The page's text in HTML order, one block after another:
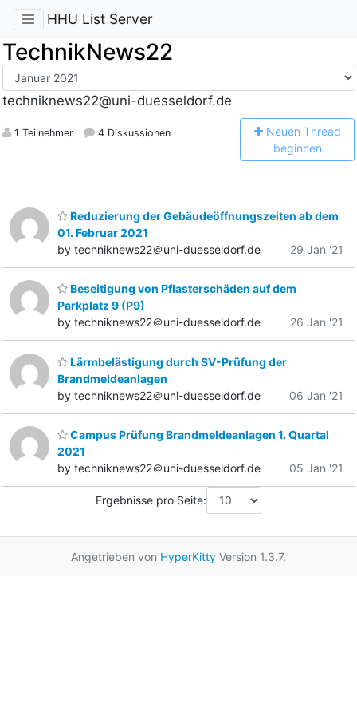
HHU List Server
TechnikNews22
techniknews22@uni-duesseldorf.de
1 Teilnehmer 4 Diskussionen Neuen Thread
beginnen
Reduzierung der Gebäudeöffnungszeiten ab dem
01. Februar 2021
by techniknews22＠uni-duesseldorf.de
29 Jan '21
Beseitigung von Pflasterschäden auf dem
Parkplatz 9 (P9)
by techniknews22＠uni-duesseldorf.de
26 Jan '21
Lärmbelästigung durch SV-Prüfung der
Brandmeldeanlagen
by techniknews22＠uni-duesseldorf.de
06 Jan '21
Campus Prüfung Brandmeldeanlagen 1. Quartal
2021
by techniknews22＠uni-duesseldorf.de
05 Jan '21
Ergebnisse pro Seite:
Angetrieben von HyperKitty Version 1.3.7.